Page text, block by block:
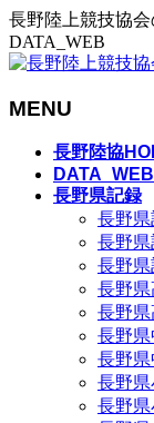
長野陸上競技協
DATA_WEB
MENU
長野陸協
長野県記録
長野県
長野県
長野
長野
長野
長野
長野
長野
長野